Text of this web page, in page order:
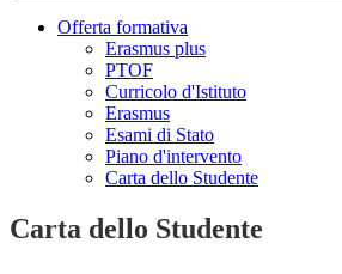
Offerta formativa
Erasmus plus
PTOF
Curricolo d'Istituto
Erasmus
Esami di Stato
Piano d'intervento
Carta dello Studente
Carta dello Studente